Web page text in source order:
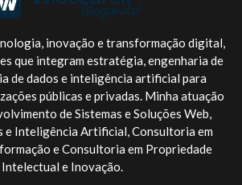
inovação e transformação digital,
que integram estratégia, engenharia de
de dados e inteligência artificial para
públicas e privadas. Minha atuação
de Sistemas e Soluções Web,
e Inteligência Artificial, Consultoria em
e Consultoria em Propriedade
Intelectual e Inovação.